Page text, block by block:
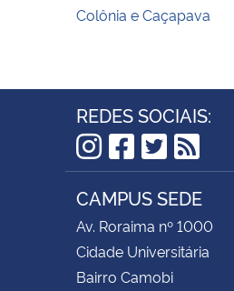
Colônia e Caçapava
REDES SOCIAIS:
Instagram
Twitter
RSS
CAMPUS SEDE
Av. Roraima nº 1000
Cidade Universitária
Bairro Camobi